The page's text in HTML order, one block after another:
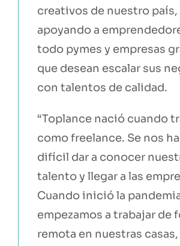
creativos de nuestro país,
apoyando a
todo pymes y empresas
que desean escalar sus
con talentos de calidad.
“Toplance nació cuando
como freelance. Se nos
difícil dar a conocer
talento y llegar a las
Cuando inició la
empezamos a trabajar de
remota en nuestras